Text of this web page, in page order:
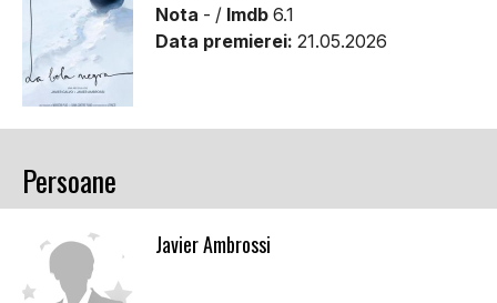
Nota - / Imdb 6.1
Data premierei: 21.05.2026
Persoane
Javier Ambrossi